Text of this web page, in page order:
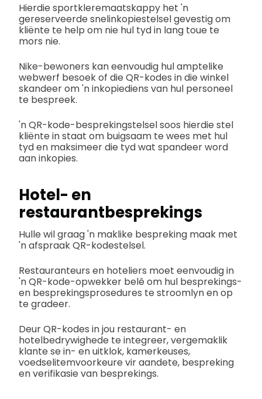
Hierdie sportkleremaatskappy het 'n
gereserveerde snelinkopiestelsel gevestig om
kliënte te help om nie hul tyd in lang toue te
mors nie.
Nike-bewoners kan eenvoudig hul amptelike
webwerf besoek of die QR-kodes in die winkel
skandeer om 'n inkopiediens van hul personeel
te bespreek.
'n QR-kode-besprekingstelsel soos hierdie stel
kliënte in staat om buigsaam te wees met hul
tyd en maksimeer die tyd wat spandeer word
aan inkopies.
Hotel- en
restaurantbesprekings
Hulle wil graag 'n maklike bespreking maak met
'n afspraak QR-kodestelsel.
Restauranteurs en hoteliers moet eenvoudig in
'n QR-kode-opwekker belê om hul besprekings-
en besprekingsprosedures te stroomlyn en op
te gradeer.
Deur QR-kodes in jou restaurant- en
hotelbedrywighede te integreer, vergemaklik
klante se in- en uitklok, kamerkeuses,
voedselitemvoorkeure vir aandete, bespreking
en verifikasie van besprekings.